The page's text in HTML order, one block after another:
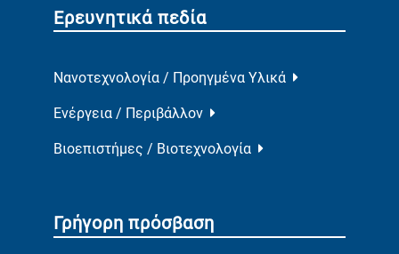
Ερευνητικά πεδία
Νανοτεχνολογία / Προηγμένα Υλικά
Ενέργεια / Περιβάλλον
Βιοεπιστήμες / Βιοτεχνολογία
Γρήγορη πρόσβαση